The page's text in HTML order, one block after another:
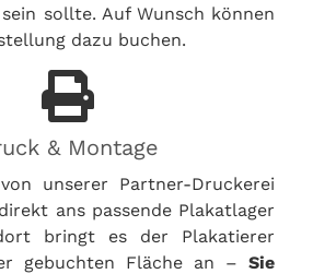
sein sollte. Auf Wunsch können
dazu buchen.
& Montage
unserer Partner-Druckerei
ans passende Plakatlager
bringt es der Plakatierer
gebuchten Fläche an – Sie